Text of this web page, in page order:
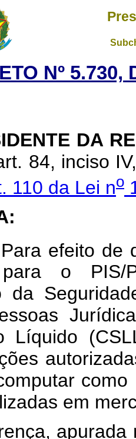
Nº 5.730,
DA
84, inciso
110 da Lei no
efeito de
para o PIS/
da
Líquido
em
apurada